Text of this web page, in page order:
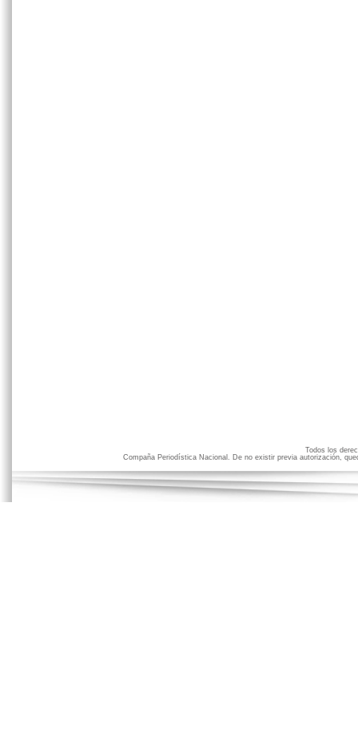
Todos los
Compaña Periodística Nacional. De no existir previa autorización,